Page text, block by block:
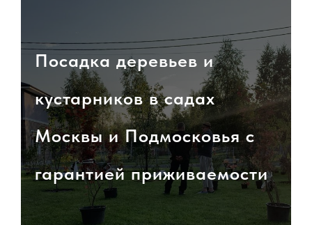
Посадка деревьев и
кустарников в садах
Москвы и Подмосковья с
гарантией приживаемости